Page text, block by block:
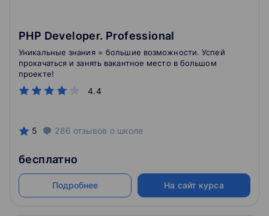
PHP Developer. Professional
4.4
Уникальные знания = большие возможности. Успей
прокачаться и занять вакантное место в большом
проекте!
5 286 отзывов о школе
бесплатно
Подробнее На сайт курса